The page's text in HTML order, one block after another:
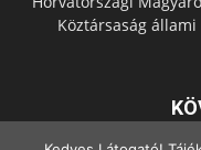
Köztársaság